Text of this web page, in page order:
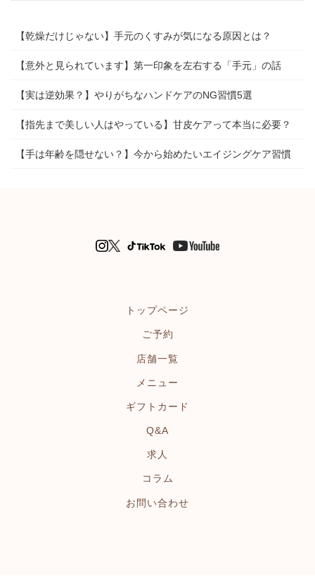
【乾燥だけじゃない】手元のくすみが気になる原因とは？
【意外と見られています】第一印象を左右する「手元」の話
【実は逆効果？】やりがちなハンドケアのNG習慣5選
【指先まで美しい人はやっている】甘皮ケアって本当に必要？
【手は年齢を隠せない？】今から始めたいエイジングケア習慣
トップページ
ご予約
店舗一覧
メニュー
ギフトカード
Q&A
求人
コラム
お問い合わせ